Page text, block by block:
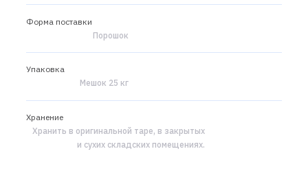
Форма поставки
Порошок
Упаковка
Мешок 25 кг
Хранение
Хранить в оригинальной таре, в закрытых
и сухих складских помещениях.